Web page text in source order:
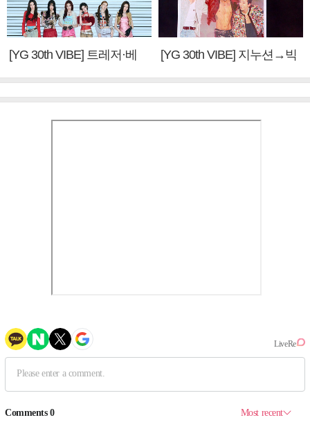
[YG 30th VIBE] 트레저·베
[YG 30th VIBE] 지누션→빅